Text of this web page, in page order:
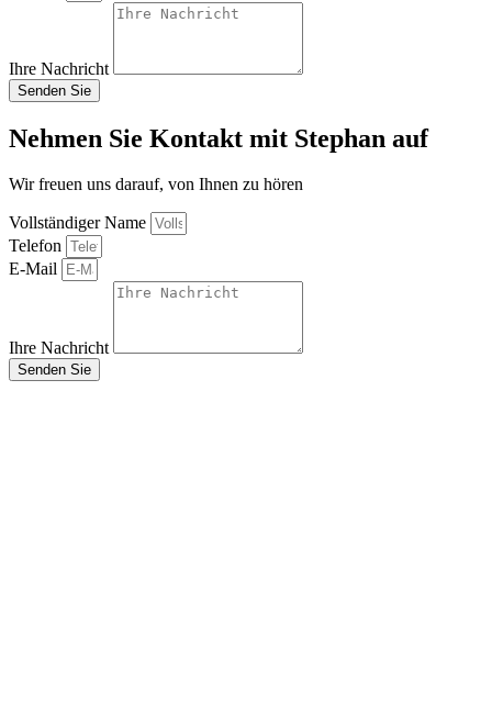
Ihre Nachricht
Senden Sie
Nehmen Sie Kontakt mit Stephan auf
Wir freuen uns darauf, von Ihnen zu hören
Vollständiger Name
Telefon
E-Mail
Ihre Nachricht
Senden Sie